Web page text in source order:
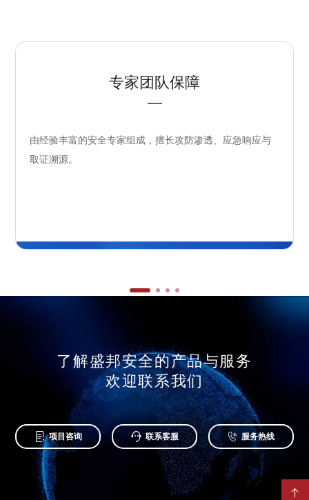
专家团队保障
由经验丰富的安全专家组成，擅长攻防渗透、应急响应与
取证溯源。

了解盛邦安全的产品与服务
欢迎联系我们
 项目咨询  联系客服  服务热线